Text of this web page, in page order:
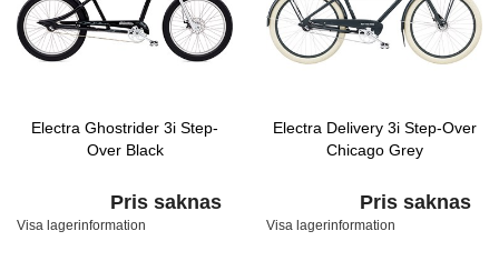
Electra Ghostrider 3i Step-
Over Black
Pris saknas
Visa lagerinformation
Electra Delivery 3i Step-Over
Chicago Grey
Pris saknas
Visa lagerinformation